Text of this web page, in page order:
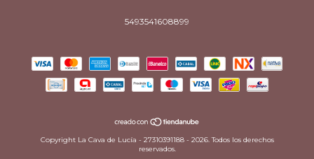
5493541608899
Copyright La Cava de Lucía - 27310391188 - 2026. Todos los derechos
reservados.